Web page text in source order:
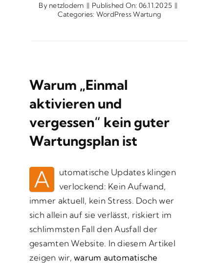
By netzlodern || Published On: 06.11.2025 ||
Categories: WordPress Wartung
Warum „Einmal
aktivieren und
vergessen“ kein guter
Wartungsplan ist
A
utomatische Updates klingen
verlockend: Kein Aufwand,
immer aktuell, kein Stress. Doch wer
sich allein auf sie verlässt, riskiert im
schlimmsten Fall den Ausfall der
gesamten Website. In diesem Artikel
zeigen wir,warum automatische